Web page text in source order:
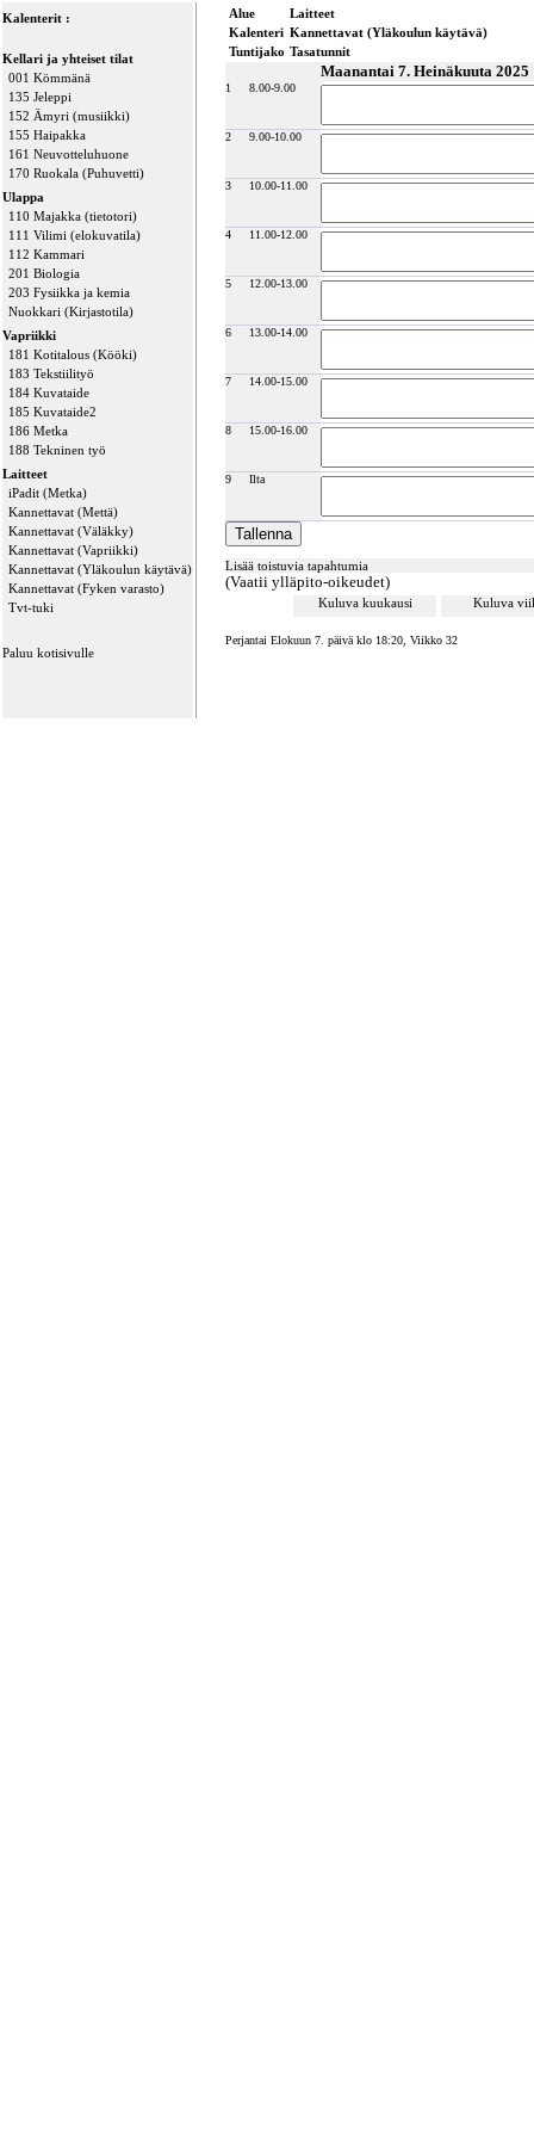
Kalenterit :
Kellari ja yhteiset tilat
001 Kömmänä
135 Jeleppi
152 Ämyri (musiikki)
155 Haipakka
161 Neuvotteluhuone
170 Ruokala (Puhuvetti)
Ulappa
110 Majakka (tietotori)
111 Vilimi (elokuvatila)
112 Kammari
201 Biologia
203 Fysiikka ja kemia
Nuokkari (Kirjastotila)
Vapriikki
181 Kotitalous (Kööki)
183 Tekstiilityö
184 Kuvataide
185 Kuvataide2
186 Metka
188 Tekninen työ
Laitteet
iPadit (Metka)
Kannettavat (Mettä)
Kannettavat (Väläkky)
Kannettavat (Vapriikki)
Kannettavat (Yläkoulun käytävä)
Kannettavat (Fyken varasto)
Tvt-tuki
Paluu kotisivulle
Alue
Laitteet
Kalenteri Kannettavat (Yläkoulun käytävä)
Tuntijako Tasatunnit
Maanantai 7. Heinäkuuta 2025
1 8.00-9.00
2 9.00-10.00
3 10.00-11.00
4 11.00-12.00
5 12.00-13.00
6 13.00-14.00
7 14.00-15.00
8 15.00-16.00
9 Ilta
Lisää toistuvia tapahtumia
(Vaatii ylläpito-oikeudet)
Kuluva kuukausi Kuluva
Perjantai Elokuun 7. päivä klo 18:20, Viikko 32